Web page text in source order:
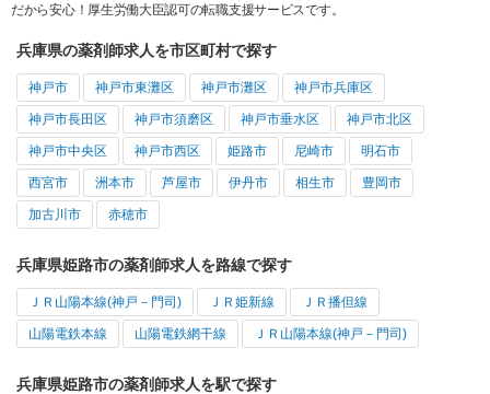
だから安心！厚生労働大臣認可の転職支援サービスです。
兵庫県の薬剤師求人を市区町村で探す
神戸市 神戸市東灘区 神戸市灘区 神戸市兵庫区
神戸市長田区 神戸市須磨区 神戸市垂水区 神戸市北区
神戸市中央区 神戸市西区 姫路市 尼崎市 明石市
西宮市 洲本市 芦屋市 伊丹市 相生市 豊岡市
加古川市 赤穂市
兵庫県姫路市の薬剤師求人を路線で探す
ＪＲ山陽本線(神戸－門司) ＪＲ姫新線 ＪＲ播但線
山陽電鉄本線 山陽電鉄網干線 ＪＲ山陽本線(神戸－門司)
兵庫県姫路市の薬剤師求人を駅で探す